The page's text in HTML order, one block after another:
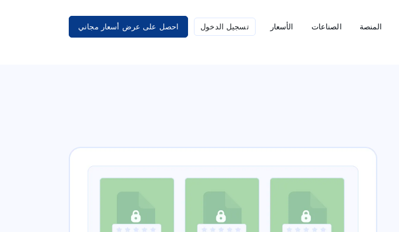
المنصة الصناعات الأسعار تسجيل الدخول احصل على عرض أسعار مجاني